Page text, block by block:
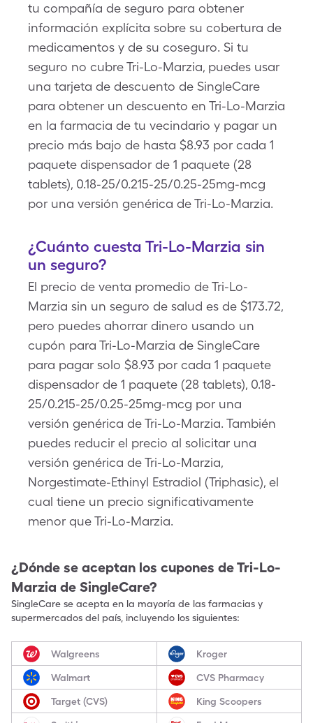
tu compañía de seguro para obtener
información explícita sobre su cobertura de
medicamentos y de su coseguro. Si tu
seguro no cubre Tri-Lo-Marzia, puedes usar
una tarjeta de descuento de SingleCare
para obtener un descuento en Tri-Lo-Marzia
en la farmacia de tu vecindario y pagar un
precio más bajo de hasta $8.93 por cada 1
paquete dispensador de 1 paquete (28
tablets), 0.18-25/0.215-25/0.25-25mg-mcg
por una versión genérica de Tri-Lo-Marzia.
¿Cuánto cuesta Tri-Lo-Marzia sin
un seguro?
El precio de venta promedio de Tri-Lo-
Marzia sin un seguro de salud es de $173.72,
pero puedes ahorrar dinero usando un
cupón para Tri-Lo-Marzia de SingleCare
para pagar solo $8.93 por cada 1 paquete
dispensador de 1 paquete (28 tablets), 0.18-
25/0.215-25/0.25-25mg-mcg por una
versión genérica de Tri-Lo-Marzia. También
puedes reducir el precio al solicitar una
versión genérica de Tri-Lo-Marzia,
Norgestimate-Ethinyl Estradiol (Triphasic), el
cual tiene un precio significativamente
menor que Tri-Lo-Marzia.
¿Dónde se aceptan los cupones deTri-Lo-
Marzia de SingleCare?
SingleCare se acepta en la mayoría de las farmacias y
supermercados del país, incluyendo los siguientes:
Walgreens Kroger
Walmart CVS Pharmacy
Target (CVS) King Scoopers